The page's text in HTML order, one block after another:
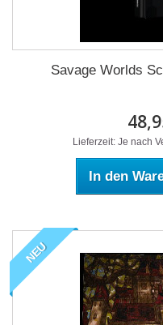
Savage Worlds
Lieferzeit: Je nach
In den
NEU